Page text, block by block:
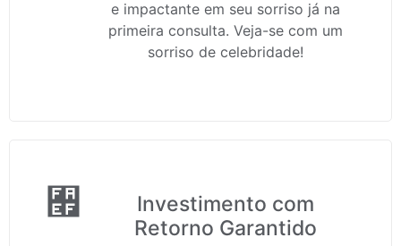
e impactante em seu sorriso já na
primeira consulta. Veja-se com um
sorriso de celebridade!
Investimento com
Retorno Garantido